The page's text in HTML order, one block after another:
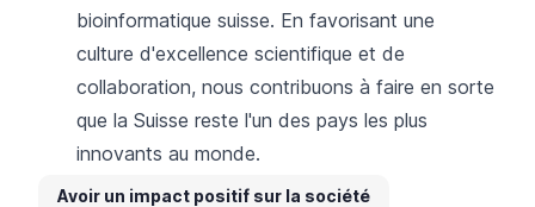
bioinformatique suisse. En favorisant une
culture d'excellence scientifique et de
collaboration, nous contribuons à faire en sorte
que la Suisse reste l'un des pays les plus
innovants au monde.
Avoir un impact positif sur la société